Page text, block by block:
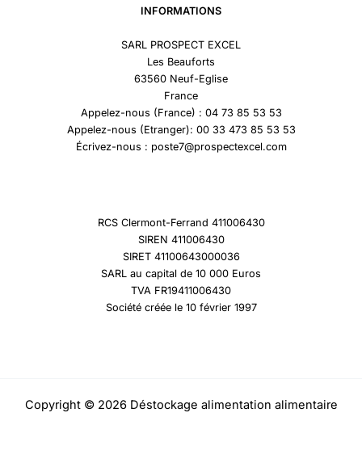
INFORMATIONS
SARL PROSPECT EXCEL
Les Beauforts
63560 Neuf-Eglise
France
Appelez-nous (France) : 04 73 85 53 53
Appelez-nous (Etranger): 00 33 473 85 53 53
Écrivez-nous : poste7@prospectexcel.com
RCS Clermont-Ferrand 411006430
SIREN 411006430
SIRET 41100643000036
SARL au capital de 10 000 Euros
TVA FR19411006430
Société créée le 10 février 1997
Copyright © 2026 Déstockage alimentation alimentaire